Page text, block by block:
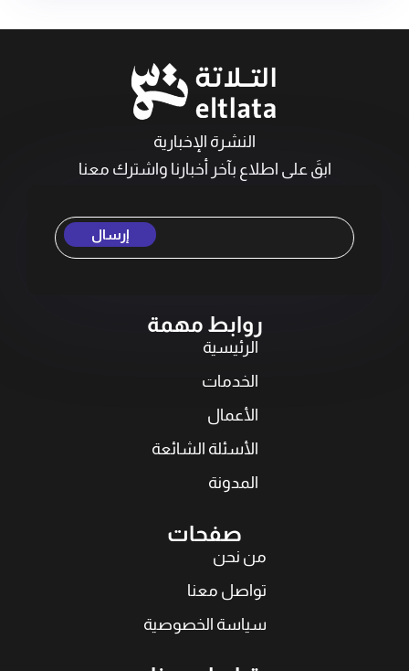
النشرة الإخبارية
ابقَ على اطلاع بآخر أخبارنا واشترك معنا
إرسال
روابط مهمة
الرئيسية
الخدمات
الأعمال
الأسئلة الشائعة
المدونة
صفحات
من نحن
تواصل معنا
سياسة الخصوصية